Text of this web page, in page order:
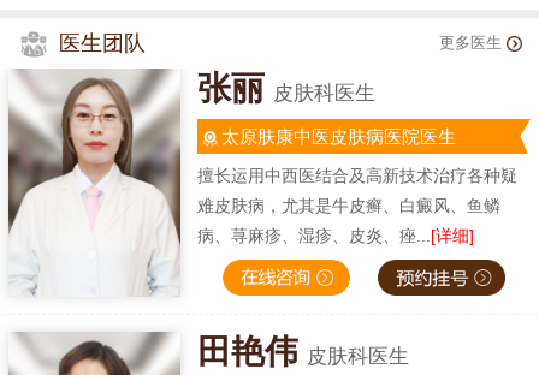
医生团队 更多医生
张丽 皮肤科医生
太原肤康中医皮肤病医院医生
擅长运用中西医结合及高新技术治疗各种疑
难皮肤病，尤其是牛皮癣、白癜风、鱼鳞
病、荨麻疹、湿疹、皮炎、痤... [详细]
田艳伟 皮肤科医生